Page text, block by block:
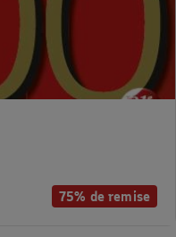
75% de remise